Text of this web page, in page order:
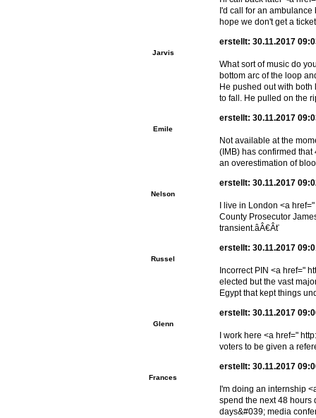
I'd call for an
hope we don't get a
Jarvis
erstellt: 30.11.2017
What sort of music do
bottom arc of the loop
He pushed out with
to fall. He pulled on the
Emile
erstellt: 30.11.2017
Not available at the
(IMB) has confirmed
an overestimation of
Nelson
erstellt: 30.11.2017
I live in London <a
County Prosecutor
transient.âÂ€Âť
Russel
erstellt: 30.11.2017
Incorrect PIN <a href="
elected but the vast
Egypt that kept things
Glenn
erstellt: 30.11.2017
I work here <a href="
voters to be given a
Frances
erstellt: 30.11.2017
I'm doing an internship
spend the next 48 hours
days&#039; media